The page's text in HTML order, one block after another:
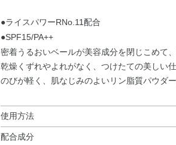
●ライスパワーRNo.11配合
●SPF15/PA++
密着うるおいベールが美容成分を閉じこめて
乾燥くずれやよれがなく、つけたての美しい
のびが軽く、肌なじみのよいリン脂質パウダ
使用方法
使用方法
配合成分